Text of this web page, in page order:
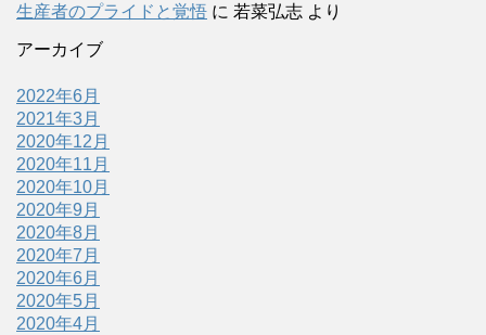
生産者のプライドと覚悟 に 若菜弘志 より
アーカイブ
2022年6月
2021年3月
2020年12月
2020年11月
2020年10月
2020年9月
2020年8月
2020年7月
2020年6月
2020年5月
2020年4月